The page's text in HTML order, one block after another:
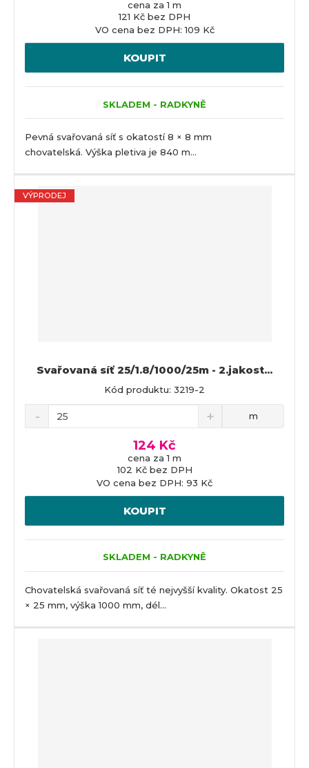
cena za 1 m
121 Kč bez DPH
VO cena bez DPH: 109 Kč
KOUPIT
SKLADEM - RADKYNĚ
Pevná svařovaná síť s okatostí 8 × 8 mm
chovatelská. Výška pletiva je 840 m...
VÝPRODEJ
Svařovaná síť 25/1.8/1000/25m - 2.jakost...
Kód produktu: 3219-2
124 Kč
cena za 1 m
102 Kč bez DPH
VO cena bez DPH: 93 Kč
m
KOUPIT
SKLADEM - RADKYNĚ
Chovatelská svařovaná síť té nejvyšší kvality. Okatost 25
× 25 mm, výška 1000 mm, dél...